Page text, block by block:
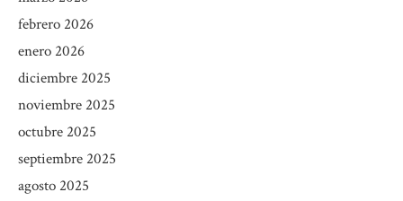
febrero 2026
enero 2026
diciembre 2025
noviembre 2025
octubre 2025
septiembre 2025
agosto 2025